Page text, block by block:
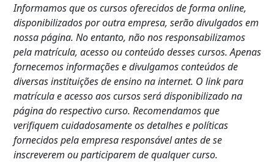
Informamos que os cursos oferecidos de forma online,
disponibilizados por outra empresa, serão divulgados em
nossa página. No entanto, não nos responsabilizamos
pela matrícula, acesso ou conteúdo desses cursos. Apenas
fornecemos informações e divulgamos conteúdos de
diversas instituições de ensino na internet. O link para
matrícula e acesso aos cursos será disponibilizado na
página do respectivo curso. Recomendamos que
verifiquem cuidadosamente os detalhes e políticas
fornecidos pela empresa responsável antes de se
inscreverem ou participarem de qualquer curso.